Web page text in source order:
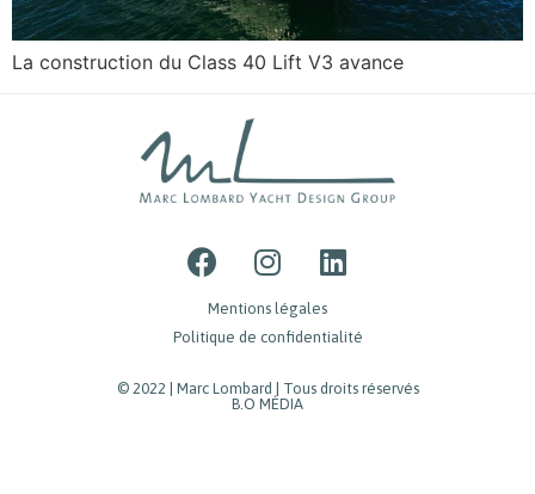
La construction du Class 40 Lift V3 avance
Mentions légales
Politique de confidentialité
© 2022 | Marc Lombard | Tous droits réservés
B.O MÉDIA